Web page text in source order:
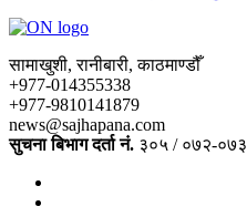
सामाखुशी, रानीबारी, काठमाण्डौँ
+977-014355338
+977-9810141879
news@sajhapana.com
सुचना बिभाग दर्ता नं. ३०५ / ०७२-०७३